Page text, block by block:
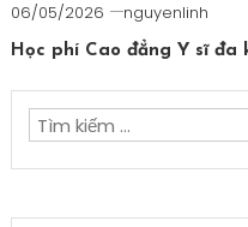
06/05/2026 nguyenlinh
Học phí Cao đẳng Y sĩ đa